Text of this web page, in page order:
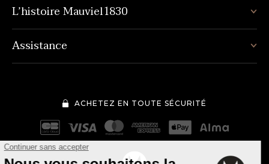
L’histoire Mauviel1830
Assistance
ACHETEZ EN TOUTE SÉCURITÉ